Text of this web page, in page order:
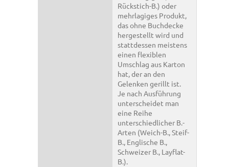
Rückstich-B.) oder
mehrlagiges Produkt,
das ohne Buchdecke
hergestellt wird und
stattdessen meistens
einen flexiblen
Umschlag aus Karton
hat, der an den
Gelenken gerillt ist.
Je nach Ausführung
unterscheidet man
eine Reihe
unterschiedlicher B.-
Arten (Weich-B., Steif-
B., Englische B.,
Schweizer B., Layflat-
B.).